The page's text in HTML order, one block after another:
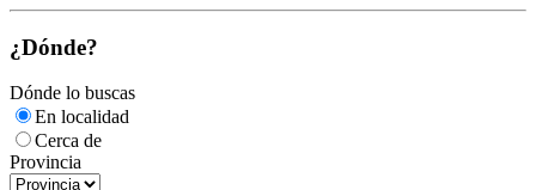
¿Dónde?
Dónde lo buscas
En localidad
Cerca de
Provincia